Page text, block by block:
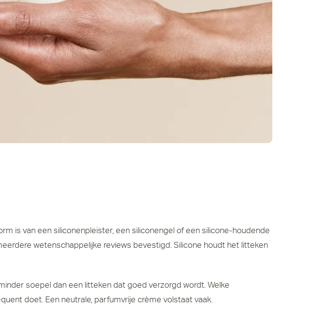
is van een siliconenpleister, een siliconengel of een silicone-houdende
wetenschappelijke reviews bevestigd. Silicone houdt het litteken
soepel dan een litteken dat goed verzorgd wordt. Welke
doet. Een neutrale, parfumvrije crème volstaat vaak.